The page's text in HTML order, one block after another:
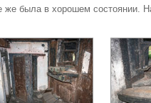
была в хорошем состоянии.